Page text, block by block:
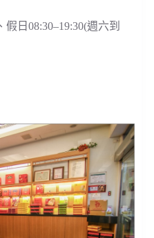
假日08:30–19:30(週六到